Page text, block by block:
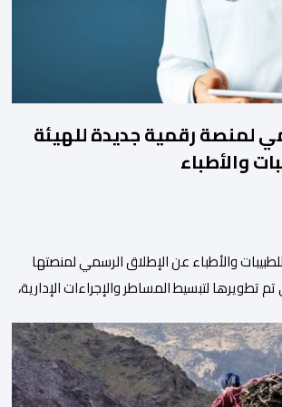
لمنصة رقمية جديدة للهيئة
والأطباء
والأطباء عن الإطلاق الرسمي لمنصتها
تم تطويرها لتبسيط المساطر والإجراءات الإدارية،
إلى جانب الهيئة الوطنية. وذكر بلاغ للهيئة أن
في إطار استراتيجيتها الرامية إلى التحديث
خطوة مهمة في […]